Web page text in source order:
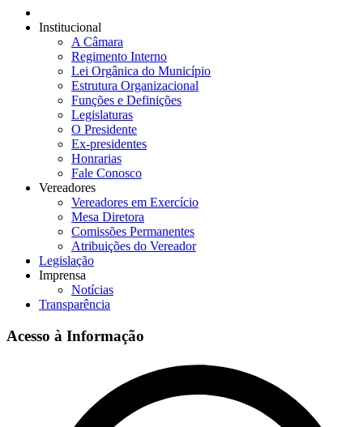
Institucional
A Câmara
Regimento Interno
Lei Orgânica do Município
Estrutura Organizacional
Funções e Definições
Legislaturas
O Presidente
Ex-presidentes
Honrarias
Fale Conosco
Vereadores
Vereadores em Exercício
Mesa Diretora
Comissões Permanentes
Atribuições do Vereador
Legislação
Imprensa
Notícias
Transparência
Acesso à Informação